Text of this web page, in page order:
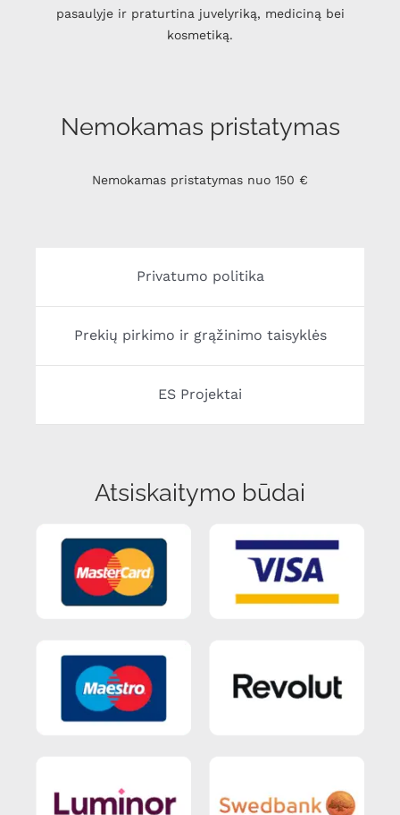
pasaulyje ir praturtina juvelyriką, mediciną bei
kosmetiką.
Nemokamas pristatymas
Nemokamas pristatymas nuo 150 €
Privatumo politika
Prekių pirkimo ir grąžinimo taisyklės
ES Projektai
Atsiskaitymo būdai